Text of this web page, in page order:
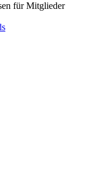
für Mitglieder